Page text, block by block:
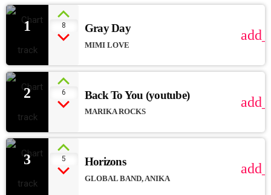
1 8 Gray Day
MIMI LOVE
2 6 Back To You (youtube)
MARIKA ROCKS
3 5 Horizons
GLOBAL BAND, ANIKA